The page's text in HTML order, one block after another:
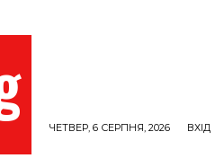
ЧЕТВЕР, 6 СЕРПНЯ, 2026 ВХІД